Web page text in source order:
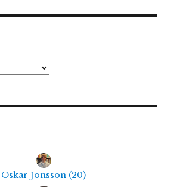
Oskar Jonsson (20)